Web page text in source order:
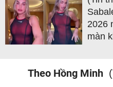
2026
màn
Theo Hồng Minh